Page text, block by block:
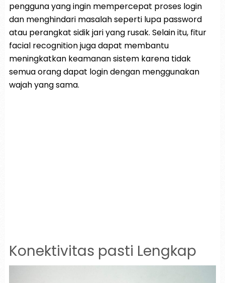
pengguna yang ingin mempercepat proses login
dan menghindari masalah seperti lupa password
atau perangkat sidik jari yang rusak. Selain itu, fitur
facial recognition juga dapat membantu
meningkatkan keamanan sistem karena tidak
semua orang dapat login dengan menggunakan
wajah yang sama.
Konektivitas pasti Lengkap